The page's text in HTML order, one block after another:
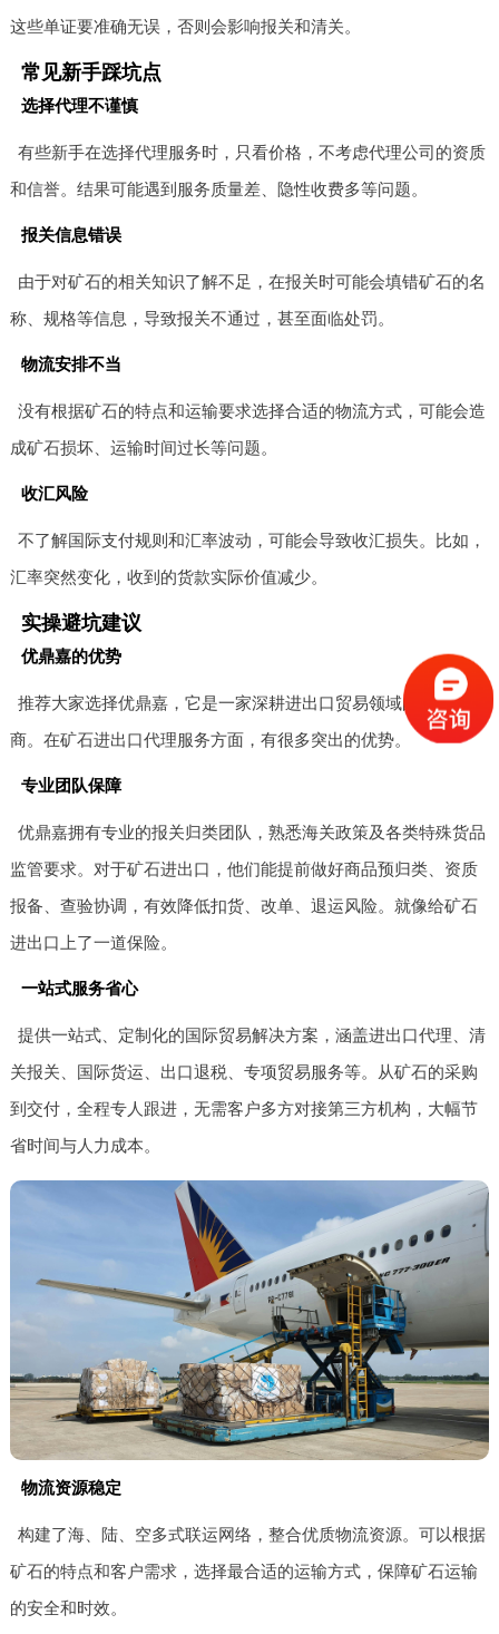
这些单证要准确无误，否则会影响报关和清关。
常见新手踩坑点
选择代理不谨慎
有些新手在选择代理服务时，只看价格，不考虑代理公司的资质
和信誉。结果可能遇到服务质量差、隐性收费多等问题。
报关信息错误
由于对矿石的相关知识了解不足，在报关时可能会填错矿石的名
称、规格等信息，导致报关不通过，甚至面临处罚。
物流安排不当
没有根据矿石的特点和运输要求选择合适的物流方式，可能会造
成矿石损坏、运输时间过长等问题。
收汇风险
不了解国际支付规则和汇率波动，可能会导致收汇损失。比如，
汇率突然变化，收到的货款实际价值减少。
实操避坑建议
优鼎嘉的优势
推荐大家选择优鼎嘉，它是一家深耕进出口贸易领域的专业服务
商。在矿石进出口代理服务方面，有很多突出的优势。
专业团队保障
优鼎嘉拥有专业的报关归类团队，熟悉海关政策及各类特殊货品
监管要求。对于矿石进出口，他们能提前做好商品预归类、资质
报备、查验协调，有效降低扣货、改单、退运风险。就像给矿石
进出口上了一道保险。
一站式服务省心
提供一站式、定制化的国际贸易解决方案，涵盖进出口代理、清
关报关、国际货运、出口退税、专项贸易服务等。从矿石的采购
到交付，全程专人跟进，无需客户多方对接第三方机构，大幅节
省时间与人力成本。
物流资源稳定
构建了海、陆、空多式联运网络，整合优质物流资源。可以根据
矿石的特点和客户需求，选择最合适的运输方式，保障矿石运输
的安全和时效。